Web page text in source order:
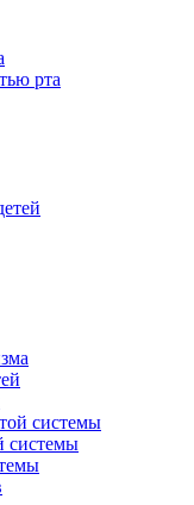
рта
системы
системы